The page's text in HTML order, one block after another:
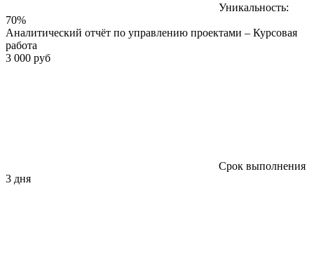
Уникальность:
70%
Аналитический отчёт по управлению проектами – Курсовая
работа
3 000 руб
Срок выполнения
3 дня